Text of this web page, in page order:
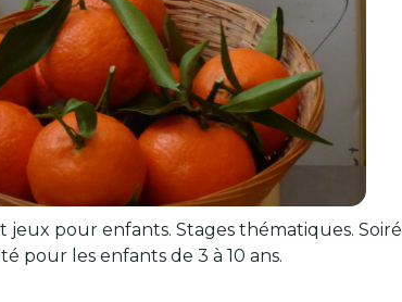
pour enfants. Stages thématiques.
pour les enfants de 3 à 10 ans.